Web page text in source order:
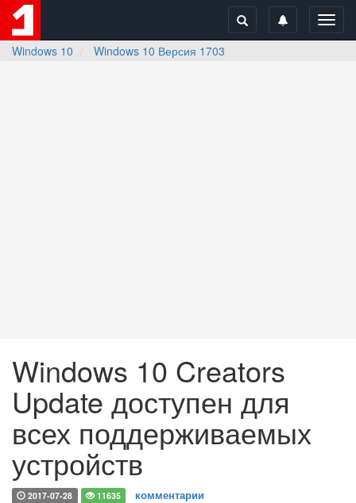
Windows 10
Windows 10 Версия 1703
Windows 10 Creators
Update доступен для
всех поддерживаемых
устройств
2017-07-28 11635 комментарии